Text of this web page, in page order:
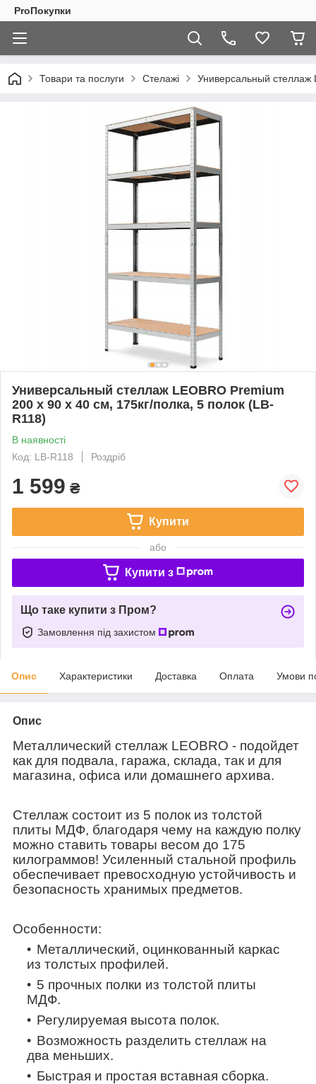
ProПокупки
Товари та послуги Стелажі Универсальный стеллаж
Универсальный стеллаж LEOBRO Premium
200 х 90 х 40 см, 175кг/полка, 5 полок (LB-
R118)
В наявності
Код: LB-R118
Роздріб
1 599 ₴
Купити
або
Купити з
Що таке купити з Пром?
Замовлення під захистом
Опис Характеристики Доставка Оплата Умови
Опис
Металлический стеллаж LEOBRO - подойдет
как для подвала, гаража, склада, так и для
магазина, офиса или домашнего архива.
Стеллаж состоит из 5 полок из толстой
плиты МДФ, благодаря чему на каждую полку
можно ставить товары весом до 175
килограммов! Усиленный стальной профиль
обеспечивает превосходную устойчивость и
безопасность хранимых предметов.
Особенности:
Металлический, оцинкованный каркас
из толстых профилей.
5 прочных полки из толстой плиты
МДФ.
Регулируемая высота полок.
Возможность разделить стеллаж на
два меньших.
Быстрая и простая вставная сборка.